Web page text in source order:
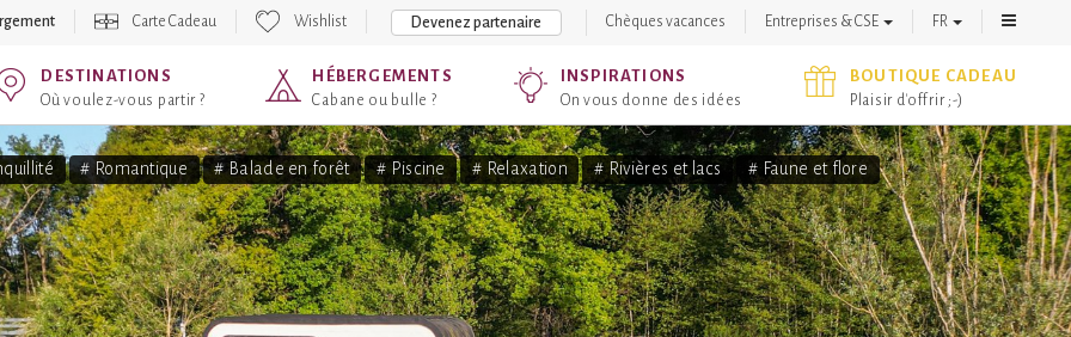
Carte Cadeau Wishlist Devenez partenaire Chèques vacances Entreprises & CSE FR
DESTINATIONS
Où voulez-vous partir ?
HÉBERGEMENTS
Cabane ou bulle ?
INSPIRATIONS
On vous donne des idées
BOUTIQUE CADEAU
Plaisir d'offrir ;-)
# Romantique # Balade en forêt # Piscine # Relaxation # Rivières et lacs # Faune et flore